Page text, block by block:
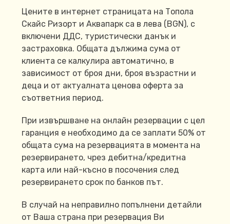
Цените в интернет страницата на Топола
Скайс Ризорт и Аквапарк са в лева (BGN), с
включени ДДС, туристически данък и
застраховка. Общата дължима сума от
клиента се калкулира автоматично, в
зависимост от броя дни, броя възрастни и
деца и от актуалната ценова оферта за
съответния период.
При извършване на онлайн резервации с цел
гаранция е необходимо да се заплати 50% от
общата сума на резервацията в момента на
резервирането, чрез дебитна/кредитна
карта или най-късно в посочения след
резервирането срок по банков път.
В случай на неправилно попълнени детайли
от Ваша страна при резервация Ви